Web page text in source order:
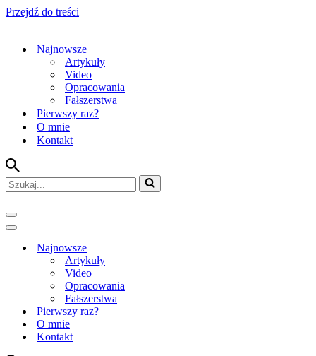
Przejdź do treści
Najnowsze
Artykuły
Video
Opracowania
Fałszerstwa
Pierwszy raz?
O mnie
Kontakt
Szukaj...
Menu
nawigacji
Menu
nawigacjiNajnowsze
Artykuły
Video
Opracowania
Fałszerstwa
Pierwszy raz?
O mnie
Kontakt